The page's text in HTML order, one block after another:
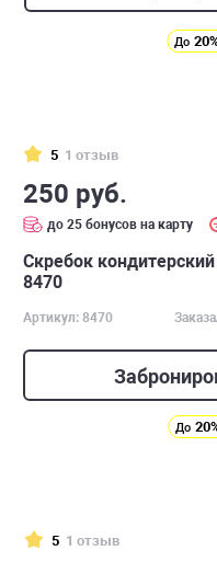
До
5 1 отзыв
250 руб.
до 25 бонусов на карту
Скребок
8470
Артикул: 8470
До
5 1 отзыв